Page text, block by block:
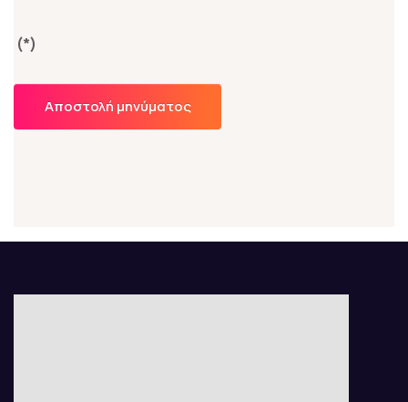
(*)
Αποστολή μηνύματος